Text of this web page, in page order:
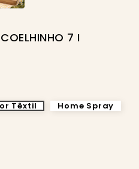
Têxtil Home Spray